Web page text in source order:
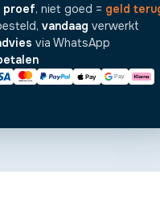
proef, niet goed = geld
vandaag verwerkt
via WhatsApp